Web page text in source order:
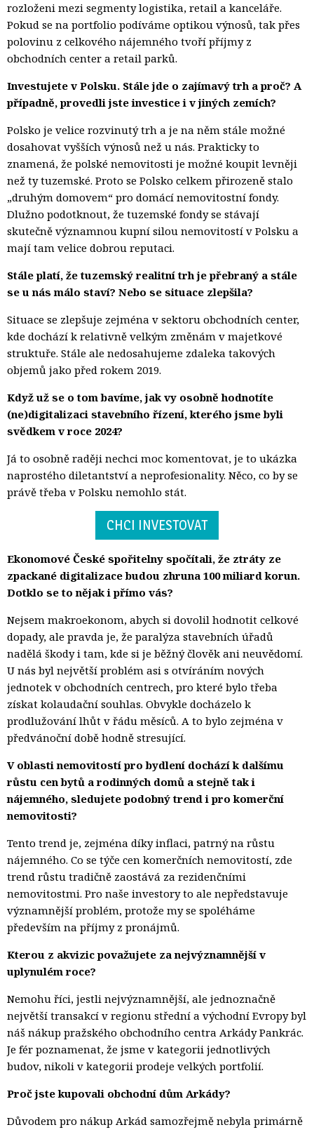
rozloženi mezi segmenty logistika, retail a kanceláře.
Pokud se na portfolio podíváme optikou výnosů, tak přes
polovinu z celkového nájemného tvoří příjmy z
obchodních center a retail parků.
Investujete v Polsku. Stále jde o zajímavý trh a proč? A
případně, provedli jste investice i v jiných zemích?
Polsko je velice rozvinutý trh a je na něm stále možné
dosahovat vyšších výnosů než u nás. Prakticky to
znamená, že polské nemovitosti je možné koupit levněji
než ty tuzemské. Proto se Polsko celkem přirozeně stalo
„druhým domovem“ pro domácí nemovitostní fondy.
Dlužno podotknout, že tuzemské fondy se stávají
skutečně významnou kupní silou nemovitostí v Polsku a
mají tam velice dobrou reputaci.
Stále platí, že tuzemský realitní trh je přebraný a stále
se u nás málo staví? Nebo se situace zlepšila?
Situace se zlepšuje zejména v sektoru obchodních center,
kde dochází k relativně velkým změnám v majetkové
struktuře. Stále ale nedosahujeme zdaleka takových
objemů jako před rokem 2019.
Když už se o tom bavíme, jak vy osobně hodnotíte
(ne)digitalizaci stavebního řízení, kterého jsme byli
svědkem v roce 2024?
Já to osobně raději nechci moc komentovat, je to ukázka
naprostého diletantství a neprofesionality. Něco, co by se
právě třeba v Polsku nemohlo stát.
CHCI INVESTOVAT
Ekonomové České spořitelny spočítali, že ztráty ze
zpackané digitalizace budou zhruna 100 miliard korun.
Dotklo se to nějak i přímo vás?
Nejsem makroekonom, abych si dovolil hodnotit celkové
dopady, ale pravda je, že paralýza stavebních úřadů
nadělá škody i tam, kde si je běžný člověk ani neuvědomí.
U nás byl největší problém asi s otvíráním nových
jednotek v obchodních centrech, pro které bylo třeba
získat kolaudační souhlas. Obvykle docházelo k
prodlužování lhůt v řádu měsíců. A to bylo zejména v
předvánoční době hodně stresující.
V oblasti nemovitostí pro bydlení dochází k dalšímu
růstu cen bytů a rodinných domů a stejně tak i
nájemného, sledujete podobný trend i pro komerční
nemovitosti?
Tento trend je, zejména díky inflaci, patrný na růstu
nájemného. Co se týče cen komerčních nemovitostí, zde
trend růstu tradičně zaostává za rezidenčními
nemovitostmi. Pro naše investory to ale nepředstavuje
významnější problém, protože my se spoléháme
především na příjmy z pronájmů.
Kterou z akvizic považujete za nejvýznamnější v
uplynulém roce?
Nemohu říci, jestli nejvýznamnější, ale jednoznačně
největší transakcí v regionu střední a východní Evropy byl
náš nákup pražského obchodního centra Arkády Pankrác.
Je fér poznamenat, že jsme v kategorii jednotlivých
budov, nikoli v kategorii prodeje velkých portfolií.
Proč jste kupovali obchodní dům Arkády?
Důvodem pro nákup Arkád samozřejmě nebyla primárně